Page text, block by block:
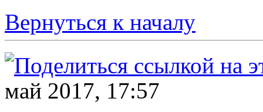
Вернуться к началу
май 2017, 17:57